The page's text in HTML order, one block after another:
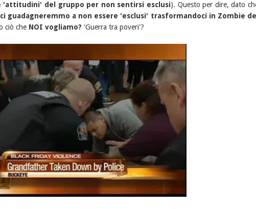
'attitudini' del gruppo per non sentirsi esclusi). Questo per dire, dato
guadagneremmo a non essere 'esclusi' trasformandoci in Zombie
ciò che NOI vogliamo? 'Guerra tra poveri'?